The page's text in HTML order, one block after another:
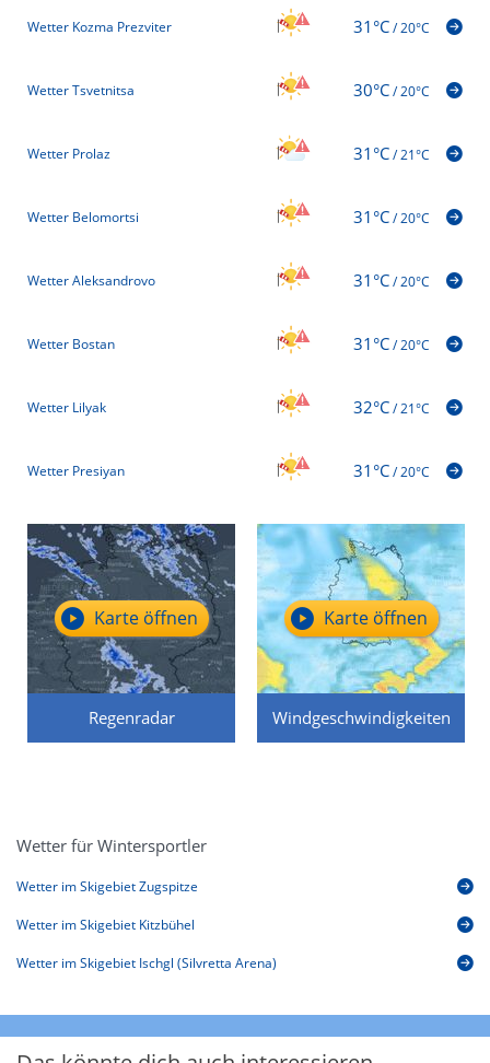
Wetter Kozma Prezviter 31°C/20°C
Wetter Tsvetnitsa 30°C/20°C
Wetter Prolaz 31°C/21°C
Wetter Belomortsi 31°C/20°C
Wetter Aleksandrovo 31°C/20°C
Wetter Bostan 31°C/20°C
Wetter Lilyak 32°C/21°C
Wetter Presiyan 31°C/20°C
Regenradar
Karte öffnen
Windgeschwindigkeiten
Karte öffnen
Wetter für Wintersportler
Wetter im Skigebiet Zugspitze
Wetter im Skigebiet Kitzbühel
Wetter im Skigebiet Ischgl (Silvretta Arena)